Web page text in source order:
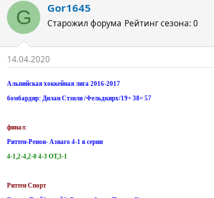
G Gor1645
Старожил форума Рейтинг сезона: 0
14.04.2020
Альпийская хоккейная лига 2016-2017
бомбардир: Дилан Стэнли /Фельдкирх/19+ 38= 57
финал:
Риттен-Ренон- Азиаго 4-1 в серии
4-1,2-4,2-0 4-3 ОТ,3-1
Риттен Спорт